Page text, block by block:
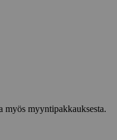
myös myyntipakkauksesta.